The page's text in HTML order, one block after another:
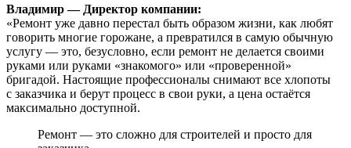
Владимир — Директор компании:
«Ремонт уже давно перестал быть образом жизни, как любят
говорить многие горожане, а превратился в самую обычную
услугу — это, безусловно, если ремонт не делается своими
руками или руками «знакомого» или «проверенной»
бригадой. Настоящие профессионалы снимают все хлопоты
с заказчика и берут процесс в свои руки, а цена остаётся
максимально доступной.
Ремонт — это сложно для строителей и просто для